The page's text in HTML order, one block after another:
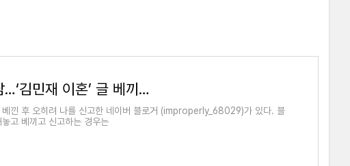
블로그 운영 신종 사기꾼 만남…‘김민재 이혼’ 글 베끼고 과거 포스트에 올린 후 신고라니 (+
베낀 후 오히려 나를 신고한 네이버 블로거 (improperly_68029)가 있다. 블
고 베끼고 신고하는 경우는